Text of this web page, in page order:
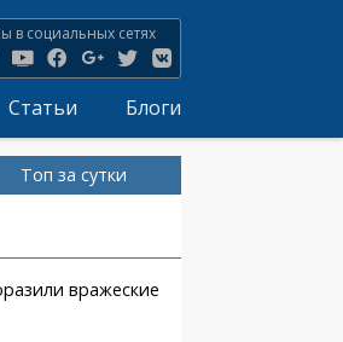
в социальных сетях
Статьи Блоги
Топ за сутки
вражеские